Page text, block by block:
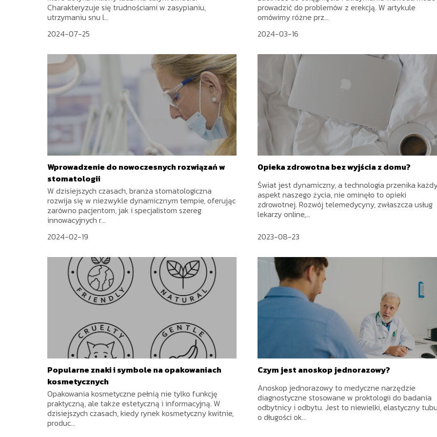
Charakteryzuje się trudnościami w zasypianiu,
utrzymaniu snu l...
2024-07-25
prowadzić do problemów z erekcją. W artykule
omówimy różne prz...
2024-03-16
Wprowadzenie do nowoczesnych rozwiązań w
stomatologii
W dzisiejszych czasach, branża stomatologiczna
rozwija się w niezwykle dynamicznym tempie, oferując
zarówno pacjentom, jak i specjalistom szereg
innowacyjnych r...
2024-02-19
Opieka zdrowotna bez wyjścia z domu?
Świat jest dynamiczny, a technologia przenika
aspekt naszego życia, nie ominęło to opieki
zdrowotnej. Rozwój telemedycyny, zwłaszcza usług
lekarzy online,...
2023-08-23
Popularne znaki i symbole na opakowaniach
kosmetycznych
Opakowania kosmetyczne pełnią nie tylko funkcję
praktyczną, ale także estetyczną i informacyjną. W
dzisiejszych czasach, kiedy rynek kosmetyczny kwitnie,
produc...
Czym jest anoskop jednorazowy?
Anoskop jednorazowy to medyczne narzędzie
diagnostyczne stosowane w proktologii do badania
odbytnicy i odbytu. Jest to niewielki, elastyczny
o długości ok...